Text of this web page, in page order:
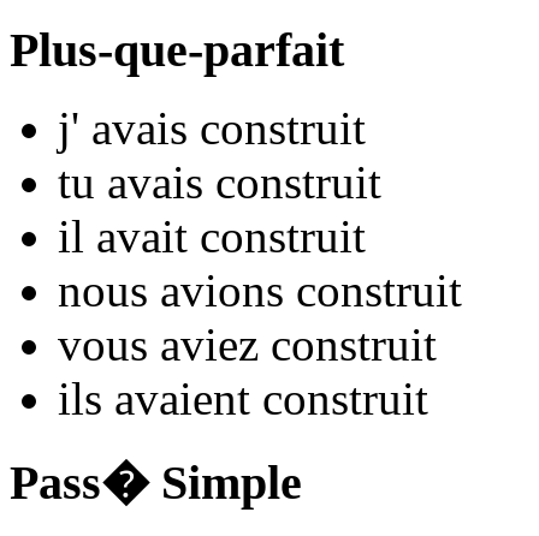
Plus-que-parfait
j' avais construit
tu avais construit
il avait construit
nous avions construit
vous aviez construit
ils avaient construit
Pass� Simple